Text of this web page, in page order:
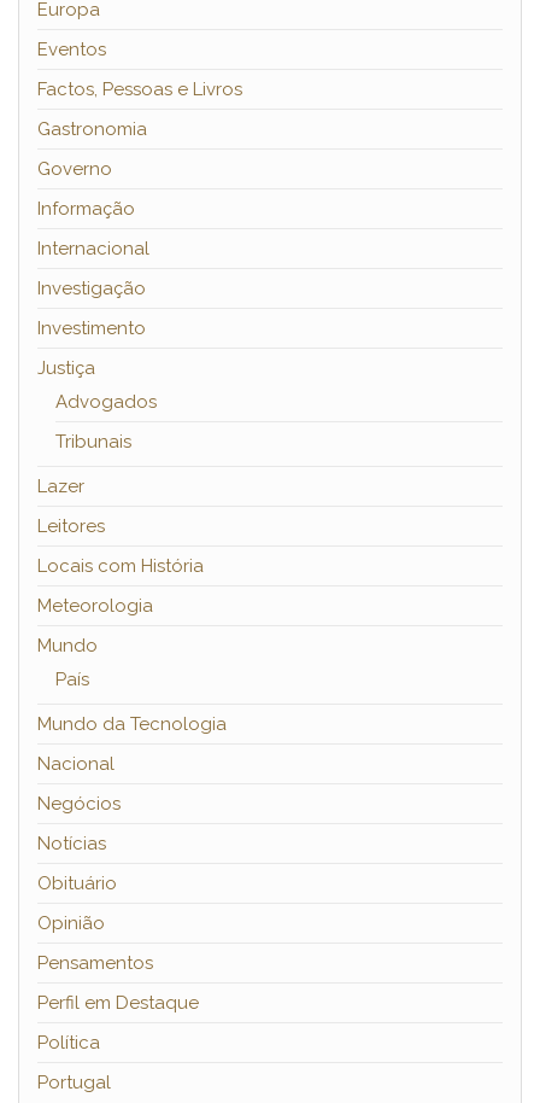
Europa
Eventos
Factos, Pessoas e Livros
Gastronomia
Governo
Informação
Internacional
Investigação
Investimento
Justiça
Advogados
Tribunais
Lazer
Leitores
Locais com História
Meteorologia
Mundo
País
Mundo da Tecnologia
Nacional
Negócios
Notícias
Obituário
Opinião
Pensamentos
Perfil em Destaque
Política
Portugal